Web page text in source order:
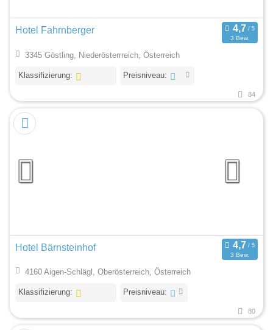
Hotel Fahrnberger
3 Bew.
3345 Göstling, Niederösterrreich, Österreich
Klassifizierung: Preisniveau:
84
Hotel Bärnsteinhof
3 Bew.
4160 Aigen-Schlägl, Oberösterreich, Österreich
Klassifizierung: Preisniveau:
80